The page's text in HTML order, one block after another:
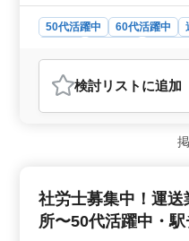
50代活躍中 60代活躍中
おすすめポイント
＜働きやすさ＞ 当社は
し、働きやすい環境を提
わらず、多様なバックグ
し、職場全体が活気づ
当社での業務は給与計算
検討リスト に追加
社労士募集中！運
所〜50代活躍中・駅